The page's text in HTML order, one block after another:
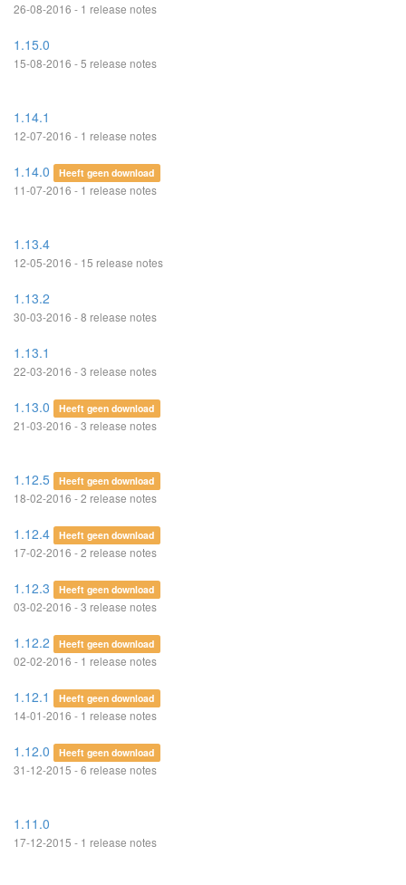
26-08-2016 - 1 release notes
1.15.0
15-08-2016 - 5 release notes
1.14.1
12-07-2016 - 1 release notes
1.14.0 Heeft geen download
11-07-2016 - 1 release notes
1.13.4
12-05-2016 - 15 release notes
1.13.2
30-03-2016 - 8 release notes
1.13.1
22-03-2016 - 3 release notes
1.13.0 Heeft geen download
21-03-2016 - 3 release notes
1.12.5 Heeft geen download
18-02-2016 - 2 release notes
1.12.4 Heeft geen download
17-02-2016 - 2 release notes
1.12.3 Heeft geen download
03-02-2016 - 3 release notes
1.12.2 Heeft geen download
02-02-2016 - 1 release notes
1.12.1 Heeft geen download
14-01-2016 - 1 release notes
1.12.0 Heeft geen download
31-12-2015 - 6 release notes
1.11.0
17-12-2015 - 1 release notes